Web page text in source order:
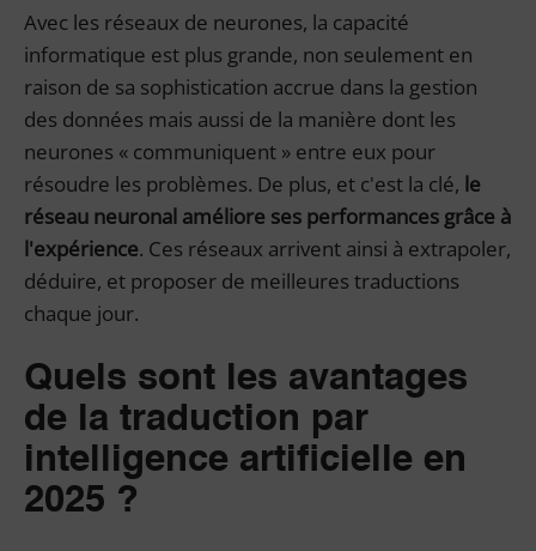
Avec les réseaux de neurones, la capacité
informatique est plus grande, non seulement en
raison de sa sophistication accrue dans la gestion
des données mais aussi de la manière dont les
neurones « communiquent » entre eux pour
résoudre les problèmes. De plus, et c'est la clé, le
réseau neuronal améliore ses performances grâce à
l'expérience. Ces réseaux arrivent ainsi à extrapoler,
déduire, et proposer de meilleures traductions
chaque jour.
Quels sont les avantages
de la traduction par
intelligence artificielle en
2025 ?